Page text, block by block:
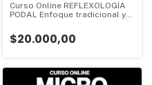
Curso Online REFLEXOLOGÍA
PODAL Enfoque tradicional y
- CURSO DE INICIO - 3 meses -
Valor Inscripción:
$20.000,00